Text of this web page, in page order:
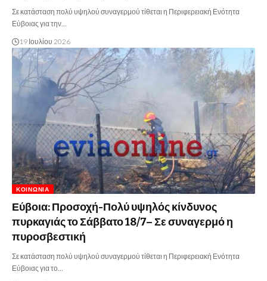
Σε κατάσταση πολύ υψηλού συναγερμού τίθεται η Περιφερειακή Ενότητα
Εύβοιας για την…
19 Ιουλίου 2026
ΚΟΙΝΩΝΊΑ
Εύβοια: Προσοχή-Πολύ υψηλός κίνδυνος
πυρκαγιάς το Σάββατο 18/7– Σε συναγερμό η
πυροσβεστική
Σε κατάσταση πολύ υψηλού συναγερμού τίθεται η Περιφερειακή Ενότητα
Εύβοιας για το…